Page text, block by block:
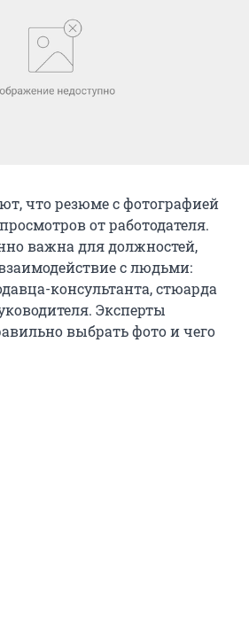
что резюме с фотографией
от работодателя.
важна для должностей,
с людьми:
консультанта, стюарда
Эксперты
выбрать фото и чего